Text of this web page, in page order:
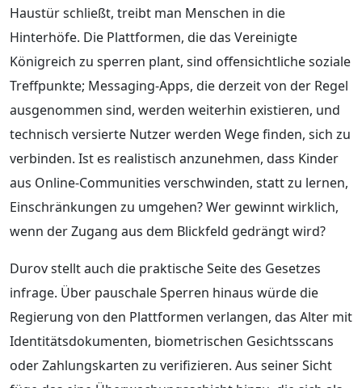
Haustür schließt, treibt man Menschen in die
Hinterhöfe. Die Plattformen, die das Vereinigte
Königreich zu sperren plant, sind offensichtliche soziale
Treffpunkte; Messaging-Apps, die derzeit von der Regel
ausgenommen sind, werden weiterhin existieren, und
technisch versierte Nutzer werden Wege finden, sich zu
verbinden. Ist es realistisch anzunehmen, dass Kinder
aus Online-Communities verschwinden, statt zu lernen,
Einschränkungen zu umgehen? Wer gewinnt wirklich,
wenn der Zugang aus dem Blickfeld gedrängt wird?
Durov stellt auch die praktische Seite des Gesetzes
infrage. Über pauschale Sperren hinaus würde die
Regierung von den Plattformen verlangen, das Alter mit
Identitätsdokumenten, biometrischen Gesichtsscans
oder Zahlungskarten zu verifizieren. Aus seiner Sicht